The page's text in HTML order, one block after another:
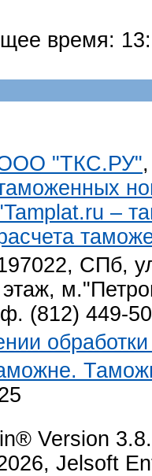
время:
"ТКС.РУ"
–
СПб,
(812) 449-
Version
Jelsoft